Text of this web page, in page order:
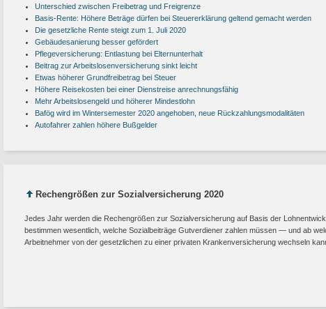
Unterschied zwischen Freibetrag und Freigrenze
Basis-Rente: Höhere Beträge dürfen bei Steuererklärung geltend gemacht werden
Die gesetzliche Rente steigt zum 1. Juli 2020
Gebäudesanierung besser gefördert
Pflegeversicherung: Entlastung bei Elternunterhalt
Beitrag zur Arbeitslosenversicherung sinkt leicht
Etwas höherer Grundfreibetrag bei Steuer
Höhere Reisekosten bei einer Dienstreise anrechnungsfähig
Mehr Arbeitslosengeld und höherer Mindestlohn
Bafög wird im Wintersemester 2020 angehoben, neue Rückzahlungsmodalitäten
Autofahrer zahlen höhere Bußgelder
Rechengrößen zur Sozialversicherung 2020
Jedes Jahr werden die Rechengrößen zur Sozialversicherung auf Basis der
bestimmen wesentlich, welche Sozialbeiträge Gutverdiener zahlen müssen — und ab
Arbeitnehmer von der gesetzlichen zu einer privaten Krankenversicherung wechseln